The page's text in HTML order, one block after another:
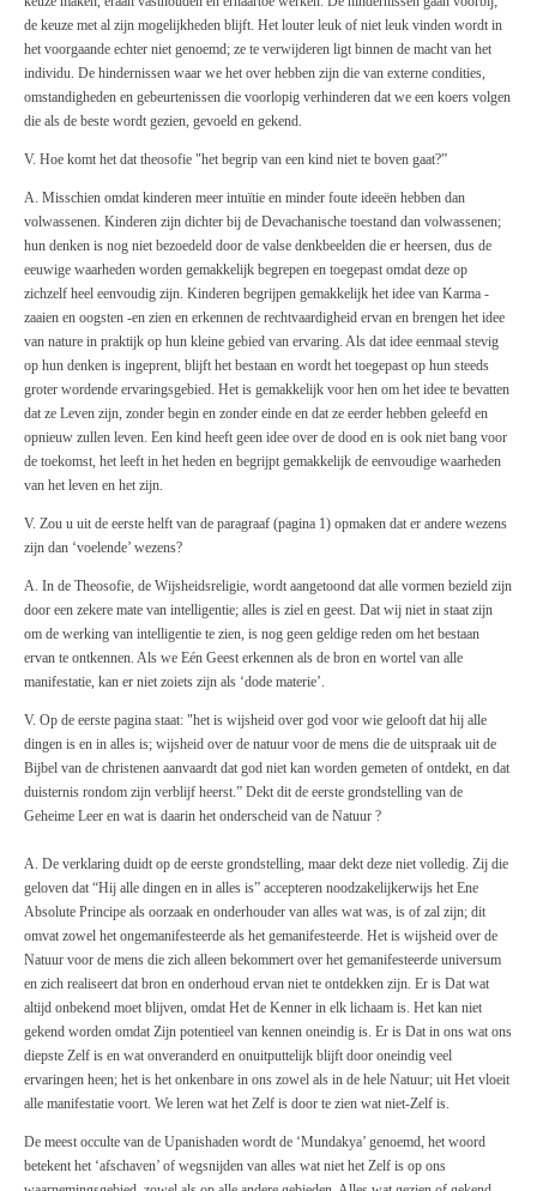
de keuze met al zijn mogelijkheden blijft. Het louter leuk of niet leuk vinden wordt in
het voorgaande echter niet genoemd; ze te verwijderen ligt binnen de macht van het
individu. De hindernissen waar we het over hebben zijn die van externe condities,
omstandigheden en gebeurtenissen die voorlopig verhinderen dat we een koers volgen
die als de beste wordt gezien, gevoeld en gekend.
V. Hoe komt het dat theosofie "het begrip van een kind niet te boven gaat?”
A. Misschien omdat kinderen meer intuïtie en minder foute ideeën hebben dan
volwassenen. Kinderen zijn dichter bij de Devachanische toestand dan volwassenen;
hun denken is nog niet bezoedeld door de valse denkbeelden die er heersen, dus de
eeuwige waarheden worden gemakkelijk begrepen en toegepast omdat deze op
zichzelf heel eenvoudig zijn. Kinderen begrijpen gemakkelijk het idee van Karma -
zaaien en oogsten -en zien en erkennen de rechtvaardigheid ervan en brengen het idee
van nature in praktijk op hun kleine gebied van ervaring. Als dat idee eenmaal stevig
op hun denken is ingeprent, blijft het bestaan en wordt het toegepast op hun steeds
groter wordende ervaringsgebied. Het is gemakkelijk voor hen om het idee te bevatten
dat ze Leven zijn, zonder begin en zonder einde en dat ze eerder hebben geleefd en
opnieuw zullen leven. Een kind heeft geen idee over de dood en is ook niet bang voor
de toekomst, het leeft in het heden en begrijpt gemakkelijk de eenvoudige waarheden
van het leven en het zijn.
V. Zou u uit de eerste helft van de paragraaf (pagina 1) opmaken dat er andere wezens
zijn dan ‘voelende’ wezens?
A. In de Theosofie, de Wijsheidsreligie, wordt aangetoond dat alle vormen bezield zijn
door een zekere mate van intelligentie; alles is ziel en geest. Dat wij niet in staat zijn
om de werking van intelligentie te zien, is nog geen geldige reden om het bestaan
ervan te ontkennen. Als we Eén Geest erkennen als de bron en wortel van alle
manifestatie, kan er niet zoiets zijn als ‘dode materie’.
V. Op de eerste pagina staat: "het is wijsheid over god voor wie gelooft dat hij alle
dingen is en in alles is; wijsheid over de natuur voor de mens die de uitspraak uit de
Bijbel van de christenen aanvaardt dat god niet kan worden gemeten of ontdekt, en dat
duisternis rondom zijn verblijf heerst.” Dekt dit de eerste grondstelling van de
Geheime Leer en wat is daarin het onderscheid van de Natuur ?
A. De verklaring duidt op de eerste grondstelling, maar dekt deze niet volledig. Zij die
geloven dat “Hij alle dingen en in alles is” accepteren noodzakelijkerwijs het Ene
Absolute Principe als oorzaak en onderhouder van alles wat was, is of zal zijn; dit
omvat zowel het ongemanifesteerde als het gemanifesteerde. Het is wijsheid over de
Natuur voor de mens die zich alleen bekommert over het gemanifesteerde universum
en zich realiseert dat bron en onderhoud ervan niet te ontdekken zijn. Er is Dat wat
altijd onbekend moet blijven, omdat Het de Kenner in elk lichaam is. Het kan niet
gekend worden omdat Zijn potentieel van kennen oneindig is. Er is Dat in ons wat ons
diepste Zelf is en wat onveranderd en onuitputtelijk blijft door oneindig veel
ervaringen heen; het is het onkenbare in ons zowel als in de hele Natuur; uit Het vloeit
alle manifestatie voort. We leren wat het Zelf is door te zien wat niet-Zelf is.
De meest occulte van de Upanishaden wordt de ‘Mundakya’ genoemd, het woord
betekent het ‘afschaven’ of wegsnijden van alles wat niet het Zelf is op ons